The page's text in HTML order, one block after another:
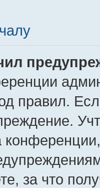
правил.
за что